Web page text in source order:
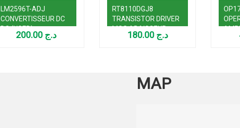
LM2596T-ADJ
CONVERTISSEUR DC
DC (USED)
د.ج 200.00
RT8110DGJ8
TRANSISTOR DRIVER
MOS ABAISSEUR
DC/DC SOT23-8د.ج 180.00
MAP